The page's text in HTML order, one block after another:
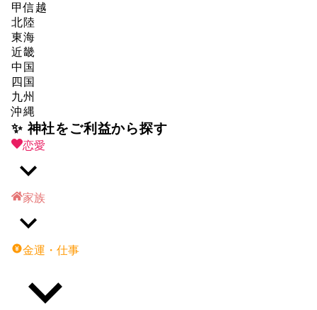
甲信越
北陸
東海
近畿
中国
四国
九州
沖縄
✨ 神社をご利益から探す
恋愛
家族
金運・仕事